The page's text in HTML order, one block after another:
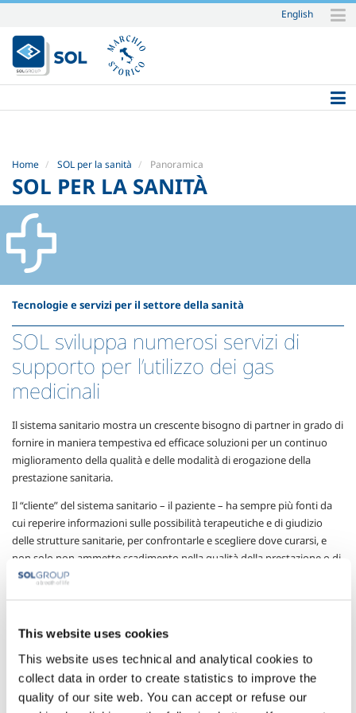
This website uses cookies
This website uses technical and analytical cookies to
collect data in order to create statistics to improve the
quality of our site web. You can accept or refuse our
Salta
ai
contenuti.
|
alla
English
Home SOL per la sanità Panoramica
SOL PER LA SANITÀ
Tecnologie e servizi per il settore della sanità
SOL sviluppa numerosi servizi di
supporto per l’utilizzo dei gas
medicinali
Il sistema sanitario mostra un crescente bisogno di partner in grado di
fornire in maniera tempestiva ed efficace soluzioni per un continuo
miglioramento della qualità e delle modalità di erogazione della
prestazione sanitaria.
Il “cliente” del sistema sanitario – il paziente – ha sempre più fonti da
cui reperire informazioni sulle possibilità terapeutiche e di giudizio
delle strutture sanitarie, per confrontarle e scegliere dove curarsi, e
non solo non ammette scadimento nella qualità della prestazione o di
un qualunque aspetto della struttura che sceglie, bensì diviene
D’altro canto i nuovi protocolli sanitari e terapeutici necessitano di
prodotti, servizi e dispositivi sempre al passo con la ricerca scientifica e
tecnologica per garantire l’ottenimento delle massime prestazioni e
del migliore risultato terapeutico.